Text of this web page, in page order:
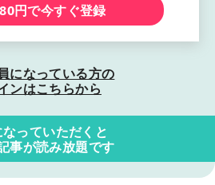
円で今すぐ登録
になっている方の
ンはこちらから
っていただくと
事が読み放題です